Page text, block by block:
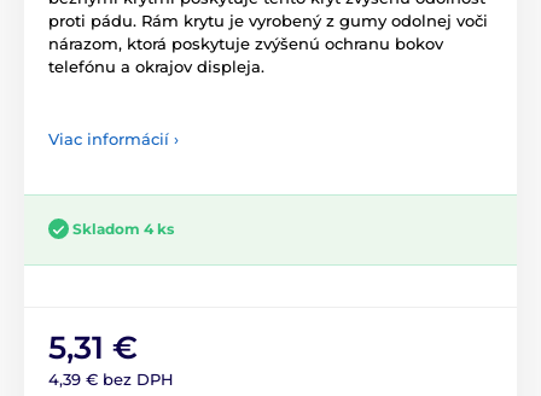
proti pádu. Rám krytu je vyrobený z gumy odolnej voči
nárazom, ktorá poskytuje zvýšenú ochranu bokov
telefónu a okrajov displeja.
Viac informácií ›
Skladom 4 ks
5,31 €
4,39 € bez DPH